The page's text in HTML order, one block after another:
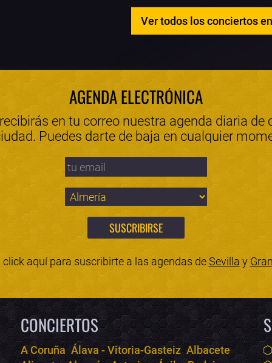
Ver todos los conciertos
AGENDA ELECTRÓNICA
en tu correo nuestra agenda diaria de
Puedes darte de baja en cualquier
click aquí para suscribirte a las agendas deSevilla y
CONCIERTOS
A Coruña Álava - Vitoria-Gasteiz Albacete